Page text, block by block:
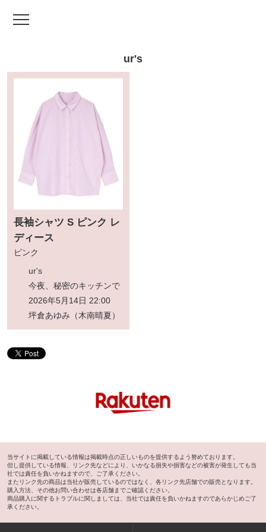
ur's
長袖シャツ S ピンク レ
ディース
ピンク
ur's
今夜、秘密のキッチンで
2026年5月14日 22:00
坪倉あゆみ（木南晴夏）
当サイトに掲載している情報は掲載時点の正しいものを提供するよう努めております。
但し提供している情報、リンク先などにより、いかなる損失や損害などの被害が発生しても当
社では責任を負いかねますので、ご了承ください。
またリンク先の商品は当社が販売しているのではなく、各リンク先店舗での販売となります。
購入方法、その他お問い合わせは各店舗までご確認ください。
商品購入に関するトラブルに関しましては、当社では責任を負いかねますのであらかじめご了
承ください。